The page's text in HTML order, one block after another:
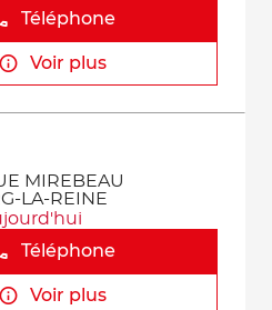
Téléphone
Voir plus
MIREBEAU
LA-REINE
Téléphone
Voir plus